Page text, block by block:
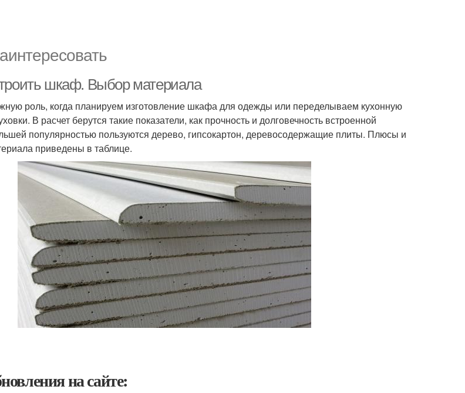
шкаф. Выбор материала
роль, когда планируем изготовление шкафа для одежды или переделываем кухонную
В расчет берутся такие показатели, как прочность и долговечность встроенной
популярностью пользуются дерево, гипсокартон, деревосодержащие плиты. Плюсы и
приведены в таблице.
на сайте: